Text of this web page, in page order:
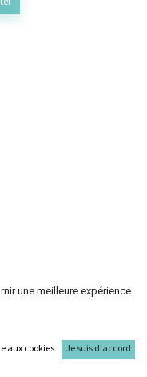
une meilleure expérience
aux cookies Je suis d'accord